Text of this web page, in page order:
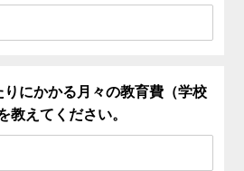
りにかかる月々の教育費（学校
教えてください。